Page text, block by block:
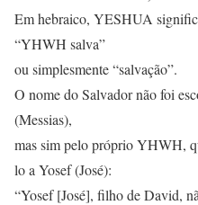
Em hebraico, YESHUA
“YHWH salva”
ou simplesmente “salvação”.
O nome do Salvador não foi
(Messias),
mas sim pelo próprio YHWH,
lo a Yosef (José):
“Yosef [José], filho de David,